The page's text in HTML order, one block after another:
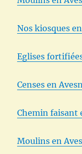
Nos kiosques
Eglises
Censes en
Chemin faisant
Moulins en